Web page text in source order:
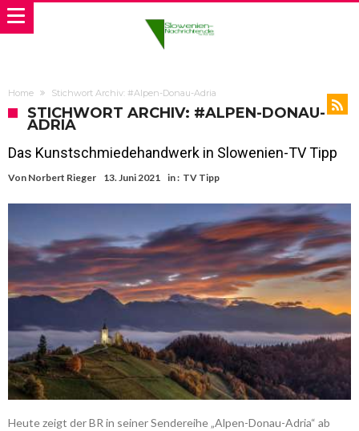
Home Stichwort Archiv: #Alpen-Donau-Adria
STICHWORT ARCHIV: #ALPEN-DONAU-
ADRIA
Das Kunstschmiedehandwerk in Slowenien-TV Tipp
Von Norbert Rieger 13. Juni 2021 in : TV Tipp
Heute zeigt der BR in seiner Sendereihe „Alpen-Donau-Adria“ ab